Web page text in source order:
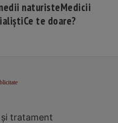
naturisteMedicii
Ce te doare?
tratament